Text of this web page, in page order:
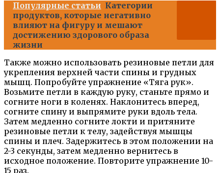
Популярные статьи Категории
продуктов, которые негативно
влияют на фигуру и мешают
достижению здорового образа
жизни
Также можно использовать резиновые петли для
укрепления верхней части спины и грудных
мышц. Попробуйте упражнение «Тяга рук».
Возьмите петли в каждую руку, станьте прямо и
согните ноги в коленях. Наклонитесь вперед,
согните спину и выпрямите руки вдоль тела.
Затем медленно согните локти и притяните
резиновые петли к телу, задействуя мышцы
спины и плеч. Задержитесь в этом положении на
2-3 секунды, затем медленно вернитесь в
исходное положение. Повторите упражнение 10-
15 раз.